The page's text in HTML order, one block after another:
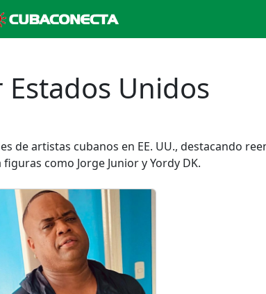
Unidos
de artistas cubanos en EE. UU., destacando
como Jorge Junior y Yordy DK.